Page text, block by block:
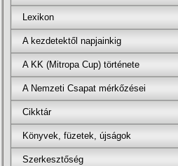
Lexikon
A kezdetektől napjainkig
A KK (Mitropa Cup) története
A Nemzeti Csapat mérkőzései
Cikktár
Könyvek, füzetek, újságok
Szerkesztőség